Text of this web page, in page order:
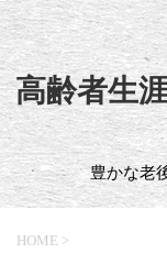
高齢者生
豊かな老
HOME >